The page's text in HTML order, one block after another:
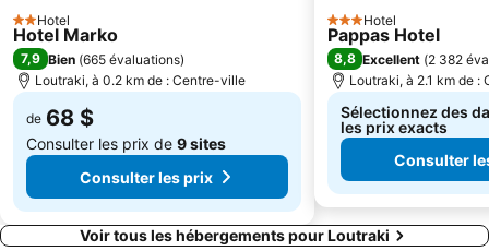
2 Étoiles
Hotel
Hotel Marko
7,9 Bien (665 évaluations)
Loutraki, à 0.2 km de : Centre-ville
de 68 $
Consulter les prix de 9 sites
Consulter les prix
3 Étoiles
Hotel
Pappas Hotel
8,8 Excellent (2 382
Loutraki, à 2.1 km de :
Sélectionnez des
les prix exacts
Consulter
Voir tous les hébergements pour Loutraki